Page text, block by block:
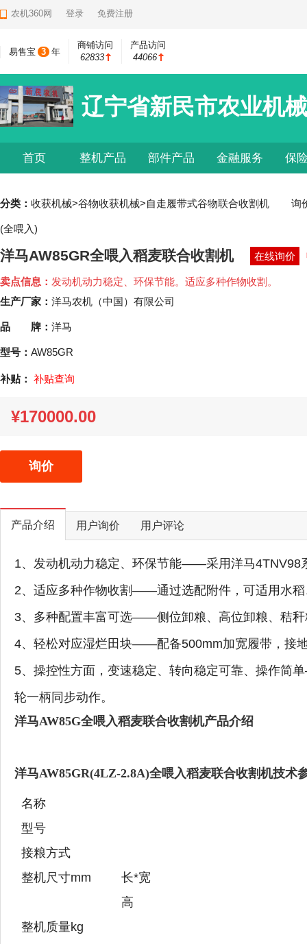
农机360网 登录 免费注册
易售宝 3 年
商铺访问
62833
产品访问
44066
辽宁省新民市农业机
首页 整机产品 部件产品 金融服务 保
询
分类： 收获机械>谷物收获机械>自走履带式谷物联合收割机
(全喂入)
洋马AW85GR全喂入稻麦联合收割机 在线询价
卖点信息： 发动机动力稳定、环保节能。适应多种作物收割。
生产厂家： 洋马农机（中国）有限公司
品 牌： 洋马
型号： AW85GR
补贴： 补贴查询
¥170000.00
询价
产品介绍 用户询价 用户评论
1、发动机动力稳定、环保节能——采用洋马4TNV98
2、适应多种作物收割——通过选配附件，可适用水
3、多种配置丰富可选——侧位卸粮、高位卸粮、秸
4、轻松对应湿烂田块——配备500mm加宽履带，接
5、操控性方面，变速稳定、转向稳定可靠、操作简
轮一柄同步动作。
洋马AW85G全喂入稻麦联合收割机产品介绍
洋马AW85GR(4LZ-2.8A)全喂入稻麦联合收割机技术
名称
型号
接粮方式
整机尺寸mm
长*宽
高
整机质量kg